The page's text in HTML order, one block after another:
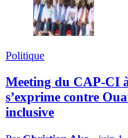
Politique
Meeting du CAP-CI
s’exprime contre
inclusive